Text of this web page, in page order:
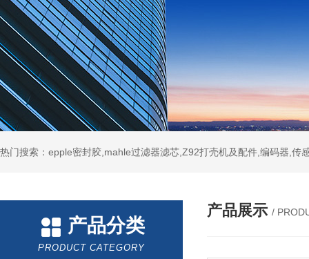
热门搜索：epple密封胶,mahle过滤器滤芯,Z92打壳机及配件,编码器,传
产品分类
PRODUCT CATEGORY
产品展示 /